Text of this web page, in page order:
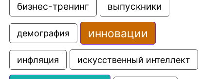
бизнес-тренинг выпускники
демография инновации
инфляция искусственный интеллект